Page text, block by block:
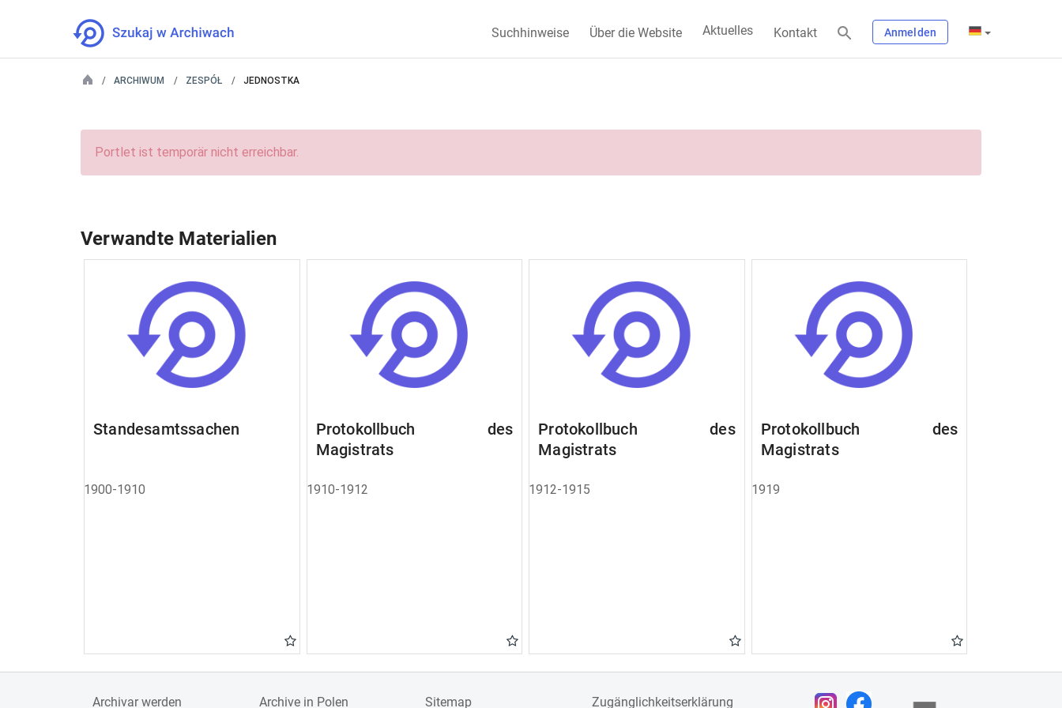
Suchhinweise Über die Website Aktuelles Kontakt Anmelden
ARCHIWUM ZESPÓŁ JEDNOSTKA
Portlet ist temporär nicht erreichbar.
Verwandte Materialien
Standesamtssachen
1900-1910
Protokollbuch des
Magistrats
1910-1912
Protokollbuch des
Magistrats
1912-1915
Protokollbuch des
Magistrats
1919
Archivar werden Archive in Polen Sitemap Zugänglichkeitserklärung